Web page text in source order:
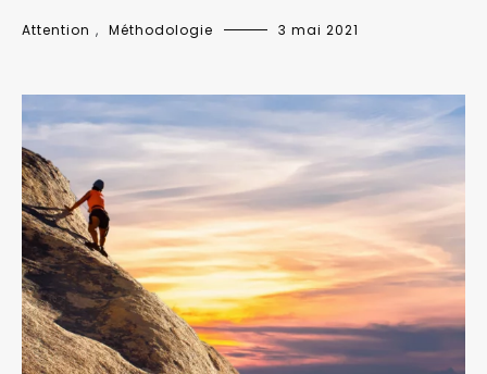
Attention , Méthodologie 3 mai 2021